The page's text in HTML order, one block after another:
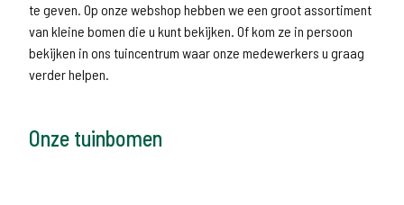
te geven. Op onze webshop hebben we een groot assortiment
van kleine bomen die u kunt bekijken. Of kom ze in persoon
bekijken in ons tuincentrum waar onze medewerkers u graag
verder helpen.
Onze tuinbomen